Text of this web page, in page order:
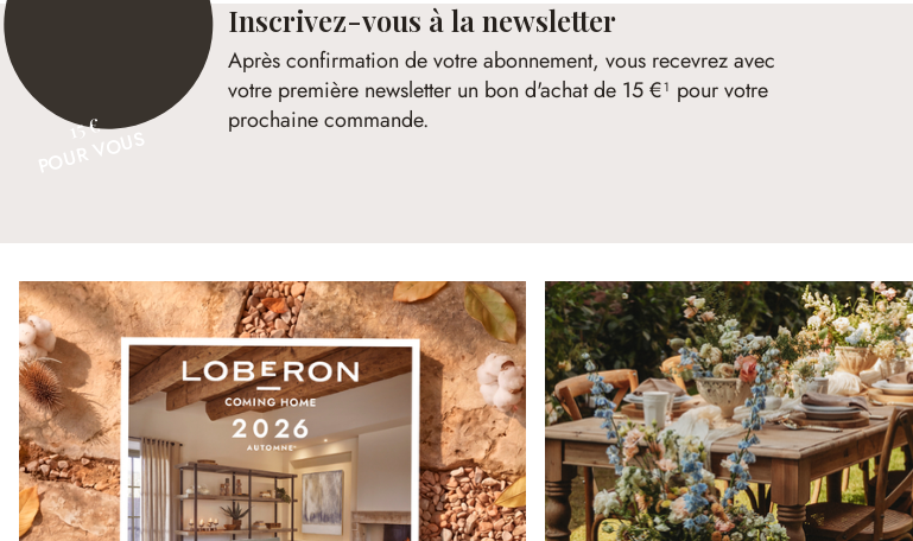
15 €
Inscrivez-vous à la newsletter
Après confirmation de votre abonnement, vous recevrez avec
votre première newsletter un bon d'achat de 15 €¹ pour votre
prochaine commande.